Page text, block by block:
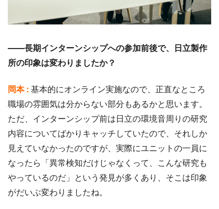
――長期インターンシップへの参加前後で、日立製作
所の印象は変わりましたか？
岡本 : 基本的にオンライン実施なので、正直なところ
職場の雰囲気は分からない部分もあるかと思います。
ただ、インターンシップ前は日立の環境音周りの研究
内容についてばかりキャッチしていたので、それしか
見えていなかったのですが、実際にユニットの一員に
なったら「異常検知だけじゃなくって、こんな研究も
やっているのだ」という発見が多くあり、そこは印象
がだいぶ変わりましたね。